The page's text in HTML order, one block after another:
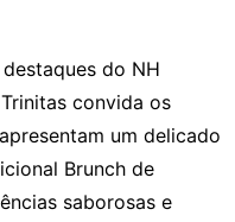
do NH
convida os
um delicado
Brunch de
saborosas e